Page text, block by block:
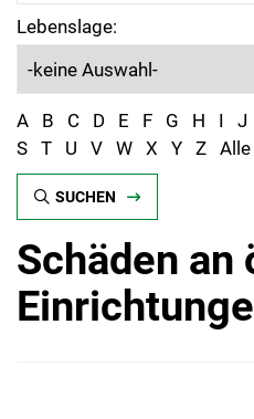
Lebenslage:
A B C D E F G H I J
S T U V W X Y Z Alle
SUCHEN
Schäden